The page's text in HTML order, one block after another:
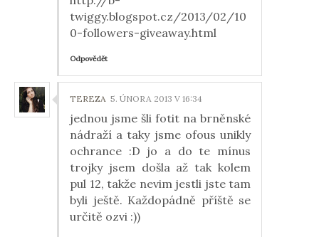
twiggy.blogspot.cz/2013/02/10
0-followers-giveaway.html
Odpovědět
TEREZA 5. ÚNORA 2013 V 16:34
jednou jsme šli fotit na brněnské
nádraží a taky jsme ofous unikly
ochrance :D jo a do te mínus
trojky jsem došla až tak kolem
pul 12, takže nevim jestli jste tam
byli ještě. Každopádně příště se
určitě ozvi :))